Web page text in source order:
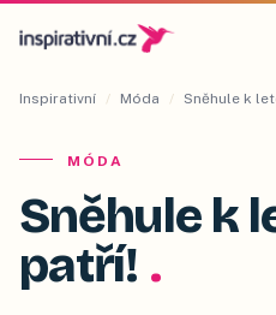
Inspirativní / Móda / Sněhule k
MÓDA
Sněhule k
patří! .